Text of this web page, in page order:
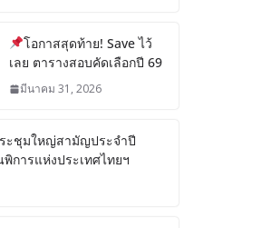
โอกาสสุดท้าย! Save ไว้
เลย ตารางสอบคัดเลือกปี 69
มีนาคม 31, 2026
ะชุมใหญ่สามัญประจำปี
การแห่งประเทศไทยฯ